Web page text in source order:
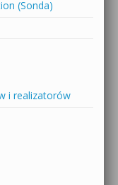
(Sonda)
i realizatorów